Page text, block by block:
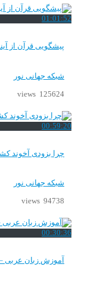
01:01:52
پیشگویی قرآن از
شبکه جهانی نور
125624 views
00:59:20
چرا بزودی آخوند
شبکه جهانی نور
94738 views
00:30:36
آموزش زبان عربی